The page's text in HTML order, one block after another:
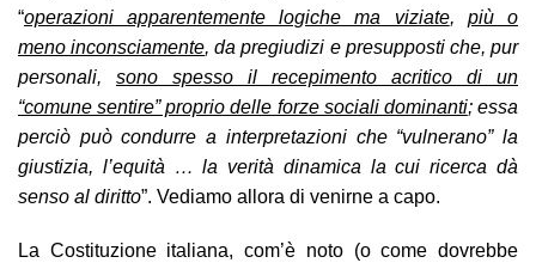
“operazioni apparentemente logiche ma viziate, più o
meno inconsciamente, da pregiudizi e presupposti che, pur
personali, sono spesso il recepimento acritico di un
“comune sentire” proprio delle forze sociali dominanti; essa
perciò può condurre a interpretazioni che “vulnerano” la
giustizia, l’equità … la verità dinamica la cui ricerca dà
senso al diritto”. Vediamo allora di venirne a capo.
La Costituzione italiana, com’è noto (o come dovrebbe